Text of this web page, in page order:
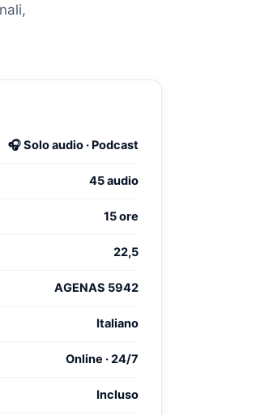
🎧 Solo audio · Podcast
45 audio
15 ore
22,5
AGENAS 5942
Italiano
Online · 24/7
Incluso